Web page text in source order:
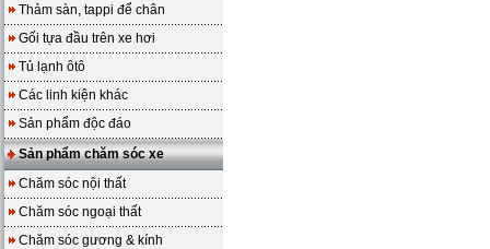
Thảm sàn, tappi để chân
Gối tựa đầu trên xe hơi
Tủ lạnh ôtô
Các linh kiện khác
Sản phẩm độc đáo
Sản phẩm chăm sóc xe
Chăm sóc nội thất
Chăm sóc ngoại thất
Chăm sóc gương & kính